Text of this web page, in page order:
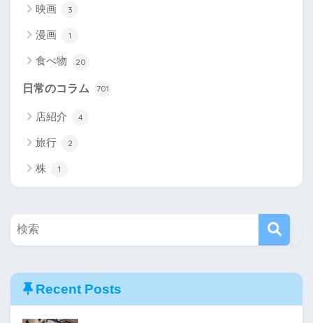
映画 3
漫画 1
食べ物 20
日常のコラム 701
店紹介 4
旅行 2
株 1
Recent Posts